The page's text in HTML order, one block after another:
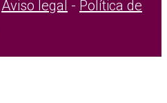
Aviso legal - Política de